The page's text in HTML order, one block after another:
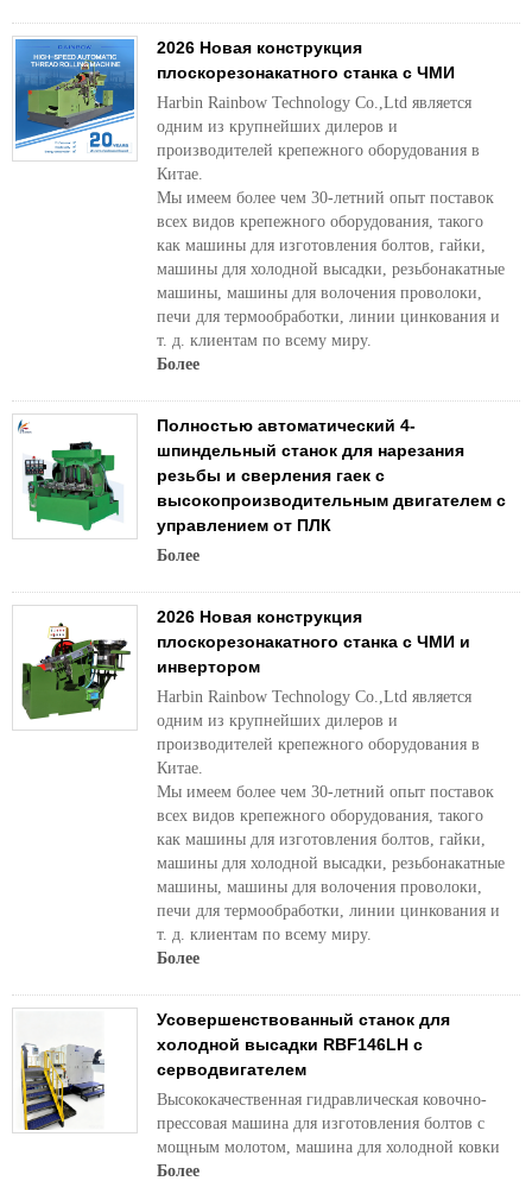
2026 Новая конструкция
плоскорезонакатного станка с ЧМИ
Harbin Rainbow Technology Co.,Ltd является
одним из крупнейших дилеров и
производителей крепежного оборудования в
Китае.
Мы имеем более чем 30-летний опыт поставок
всех видов крепежного оборудования, такого
как машины для изготовления болтов, гайки,
машины для холодной высадки, резьбонакатные
машины, машины для волочения проволоки,
печи для термообработки, линии цинкования и
т. д. клиентам по всему миру.
Более
Полностью автоматический 4-
шпиндельный станок для нарезания
резьбы и сверления гаек с
высокопроизводительным двигателем с
управлением от ПЛК
Более
2026 Новая конструкция
плоскорезонакатного станка с ЧМИ и
инвертором
Harbin Rainbow Technology Co.,Ltd является
одним из крупнейших дилеров и
производителей крепежного оборудования в
Китае.
Мы имеем более чем 30-летний опыт поставок
всех видов крепежного оборудования, такого
как машины для изготовления болтов, гайки,
машины для холодной высадки, резьбонакатные
машины, машины для волочения проволоки,
печи для термообработки, линии цинкования и
т. д. клиентам по всему миру.
Более
Усовершенствованный станок для
холодной высадки RBF146LH с
серводвигателем
Высококачественная гидравлическая ковочно-
прессовая машина для изготовления болтов с
мощным молотом, машина для холодной ковки
Более